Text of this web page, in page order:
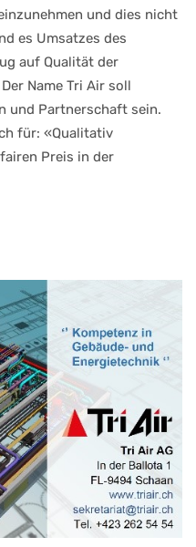
und dies nicht
es Umsatzes des
auf Qualität der
Name Tri Air soll
und Partnerschaft sein.
für: «Qualitativ
Preis in der